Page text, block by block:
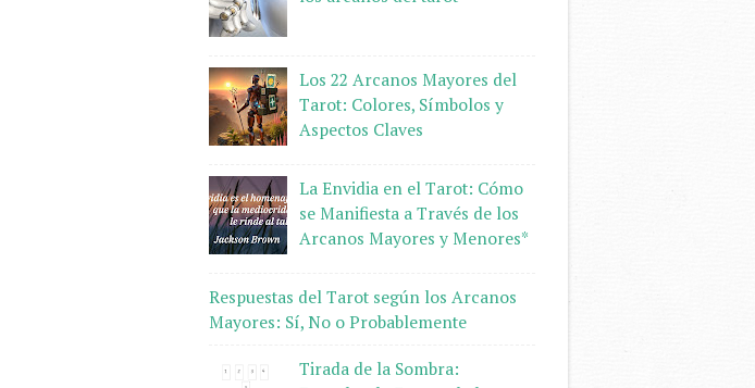
Los 22 Arcanos Mayores del
Tarot: Colores, Símbolos y
Aspectos Claves
La Envidia en el Tarot: Cómo
se Manifiesta a Través de los
Arcanos Mayores y Menores*
Respuestas del Tarot según los Arcanos
Mayores: Sí, No o Probablemente
Tirada de la Sombra: